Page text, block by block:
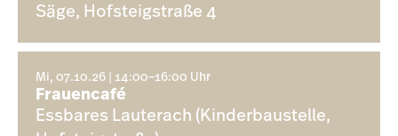
Säge, Hofsteigstraße 4
Mi, 07.10.26 | 14:00–16:00 Uhr
Frauencafé
Essbares Lauterach (Kinderbaustelle,